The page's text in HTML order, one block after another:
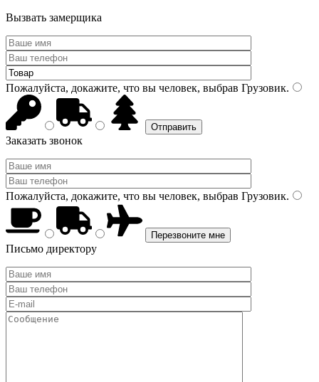
Вызвать замерщика
Пожалуйста, докажите, что вы человек, выбрав Грузовик.
Заказать звонок
Пожалуйста, докажите, что вы человек, выбрав Грузовик.
Письмо директору